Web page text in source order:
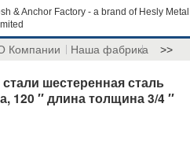
& Anchor Factory - a brand of Hesly Metal
Компании Наша фабрика >>
шестеренная сталь
120 ′′ длина толщина 3/4 ′′